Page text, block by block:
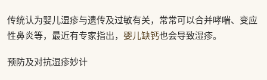
传统认为婴儿湿疹与遗传及过敏有关，常常可以合并哮喘、变应
性鼻炎等，最近有专家指出， 婴儿缺钙也会导致湿疹。
预防及对抗湿疹妙计